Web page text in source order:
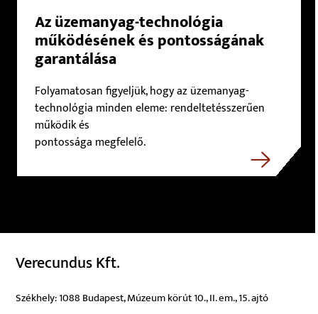
Az üzemanyag-technológia
működésének és pontosságának
garantálása
Folyamatosan figyeljük, hogy az üzemanyag-
technológia minden eleme: rendeltetésszerűen
működik és
pontossága megfelelő.
Verecundus Kft.
Székhely: 1088 Budapest, Múzeum körút 10., II. em., 15. ajtó